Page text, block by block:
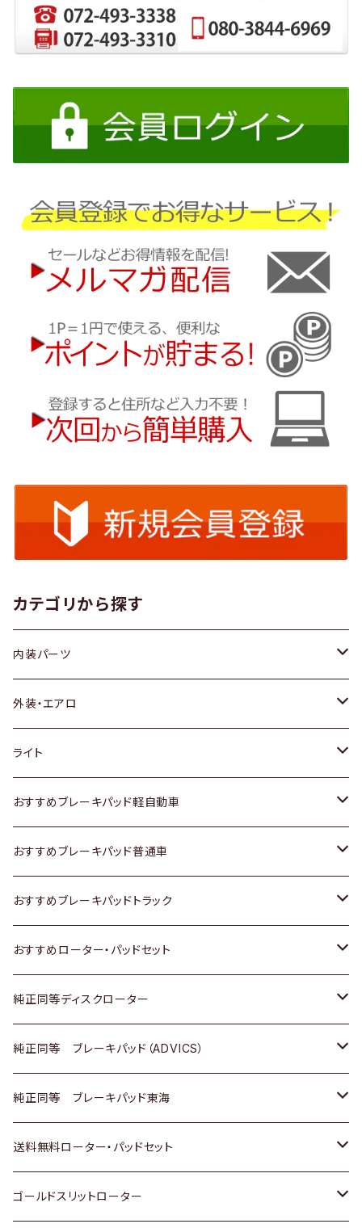
カテゴリから探す
内装パーツ
トヨタ
ホンダ
スズキ
日産
いすゞ
ダイハツ
マツダ
三菱
スバル
日野
三菱ふそう
外装・エアロ
トヨタ
ホンダ
スズキ
日産
いすゞ
ダイハツ
マツダ
三菱
日野
三菱ふそう
ライト
トヨタ
スズキ
日産
いすゞ
ダイハツ
三菱
日野
三菱ふそう
その他
おすすめブレーキパッド軽自動車
トヨタ
ホンダ
スズキ
日産
ダイハツ
マツダ
三菱
スバル
おすすめブレーキパッド普通車
トヨタ
ホンダ
スズキ
日産
いすゞ
ダイハツ
マツダ
おすすめブレーキパッドトラック
トヨタ
日産
いすゞ
ダイハツ
マツダ
三菱
おすすめローター・パッドセット
トヨタ
ホンダ
スズキ
日産
ダイハツ
純正同等ディスクローター
トヨタ
ホンダ
スズキ
日産
純正同等 ブレーキパッド（ADVICS）
トヨタ
ホンダ
スズキ
純正同等 ブレーキパッド東海
トヨタ
ホンダ
送料無料ローター・パッドセット
トヨタ
ゴールドスリットローター